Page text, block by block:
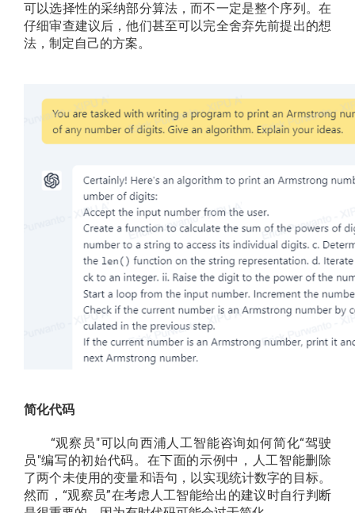
可以选择性的采纳部分算法，而不一定是整个序列。在
仔细审查建议后，他们甚至可以完全舍弃先前提出的想
法，制定自己的方案。
简化代码
“观察员"可以向西浦人工智能咨询如何简化“驾驶
员"编写的初始代码。在下面的示例中，人工智能删除
了两个未使用的变量和语句，以实现统计数字的目标。
然而，“观察员”在考虑人工智能给出的建议时自行判断